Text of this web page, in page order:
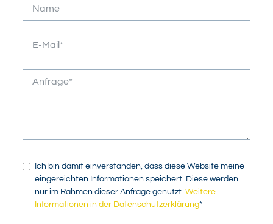
Ich bin damit einverstanden, dass diese Website meine
eingereichten Informationen speichert. Diese werden
nur im Rahmen dieser Anfrage genutzt.Weitere
Informationen in der Datenschutzerklärung*